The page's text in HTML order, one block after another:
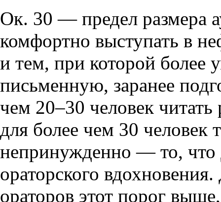
Ок. 30 — предел размера
комфортно выступать в
и тем, при которой более
письменную, заранее
чем 20–30 человек
для более чем 30 человек
непринужденно — то,
ораторского
ораторов этот порог